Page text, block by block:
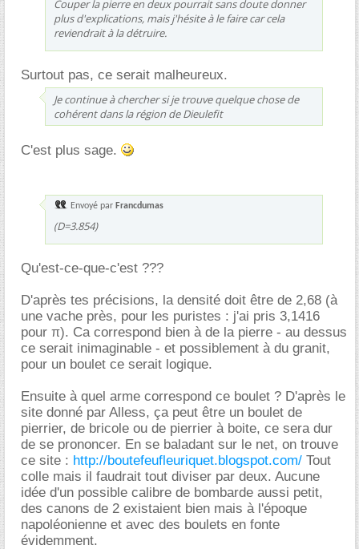
Couper la pierre en deux pourrait sans doute donner
plus d'explications, mais j'hésite à le faire car cela
reviendrait à la détruire.
Surtout pas, ce serait malheureux.
Je continue à chercher si je trouve quelque chose de
cohérent dans la région de Dieulefit
C'est plus sage.
Envoyé par Francdumas
(D=3.854)
Qu'est-ce-que-c'est ???
D'après tes précisions, la densité doit être de 2,68 (à
une vache près, pour les puristes : j'ai pris 3,1416
pour π). Ca correspond bien à de la pierre - au dessus
ce serait inimaginable - et possiblement à du granit,
pour un boulet ce serait logique.
Ensuite à quel arme correspond ce boulet ? D'après le
site donné par Alless, ça peut être un boulet de
pierrier, de bricole ou de pierrier à boite, ce sera dur
de se prononcer. En se baladant sur le net, on trouve
ce site : http://boutefeufleuriquet.blogspot.com/ Tout
colle mais il faudrait tout diviser par deux. Aucune
idée d'un possible calibre de bombarde aussi petit,
des canons de 2 existaient bien mais à l'époque
napoléonienne et avec des boulets en fonte
évidemment.